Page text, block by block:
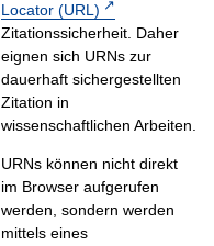
Locator (URL)
Zitationssicherheit. Daher
eignen sich URNs zur
dauerhaft sichergestellten
Zitation in
wissenschaftlichen Arbeiten.
URNs können nicht direkt
im Browser aufgerufen
werden, sondern werden
mittels eines